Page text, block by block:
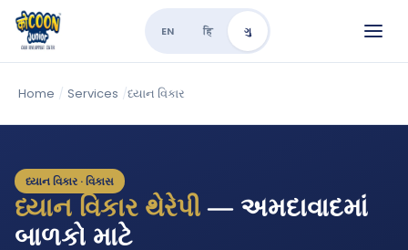
EN हि ગુ
Home / Services /ધ્યાન વિકાર
ધ્યાન વિકાર · વિકાસ
ધ્યાન વિકાર થેરેપી— અમદાવાદમાં
બાળકો માટે